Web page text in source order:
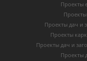
Проекты
Проекты дач и
Проекты
Проекты дач и
Проекты